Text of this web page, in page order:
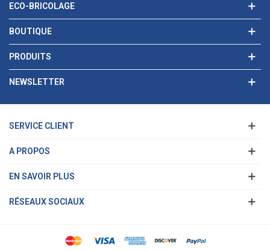
ECO-BRICOLAGE
BOUTIQUE
PRODUITS
NEWSLETTER
SERVICE CLIENT
A PROPOS
EN SAVOIR PLUS
RÉSEAUX SOCIAUX